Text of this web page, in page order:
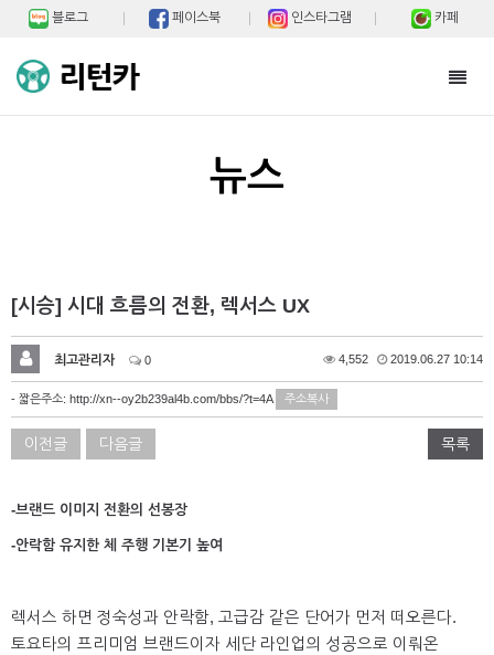
블로그 페이스북 인스타그램 카페
뉴스
[시승] 시대 흐름의 전환, 렉서스 UX
최고관리자 0 4,552 2019.06.27 10:14
- 짧은주소: http://xn--oy2b239al4b.com/bbs/?t=4A 주소복사
이전글 다음글 목록
-브랜드 이미지 전환의 선봉장
-안락함 유지한 체 주행 기본기 높여
렉서스 하면 정숙성과 안락함, 고급감 같은 단어가 먼저 떠오른다.
토요타의 프리미엄 브랜드이자 세단 라인업의 성공으로 이뤄온